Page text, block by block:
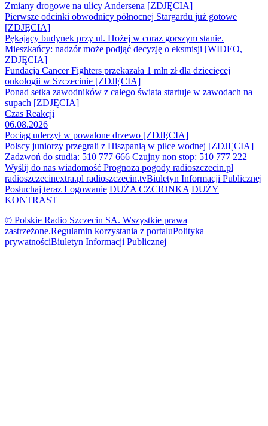
Zmiany drogowe na ulicy Andersena [ZDJĘCIA]
Pierwsze odcinki obwodnicy północnej Stargardu już gotowe
[ZDJĘCIA]
Pękający budynek przy ul. Hożej w coraz gorszym stanie.
Mieszkańcy: nadzór może podjąć decyzję o eksmisji [WIDEO,
ZDJĘCIA]
Fundacja Cancer Fighters przekazała 1 mln zł dla dziecięcej
onkologii w Szczecinie [ZDJĘCIA]
Ponad setka zawodników z całego świata startuje w zawodach na
supach [ZDJĘCIA]
Czas Reakcji
06.08.2026
Pociąg uderzył w powalone drzewo [ZDJĘCIA]
Polscy juniorzy przegrali z Hiszpanią w piłce wodnej [ZDJĘCIA]
Zadzwoń do studia: 510 777 666 Czujny non stop: 510 777 222
Wyślij do nas wiadomość Prognoza pogody radioszczecin.pl
radioszczecinextra.pl radioszczecin.tvBiuletyn Informacji Publicznej
Posłuchaj teraz Logowanie DUŻA CZCIONKA DUŻY
KONTRAST
© Polskie Radio Szczecin SA. Wszystkie prawa
zastrzeżone.Regulamin korzystania z portaluPolityka
prywatnościBiuletyn Informacji Publicznej